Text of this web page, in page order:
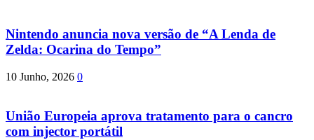
Nintendo anuncia nova versão de “A Lenda de
Zelda: Ocarina do Tempo”
10 Junho, 2026 0
União Europeia aprova tratamento para o cancro
com injector portátil